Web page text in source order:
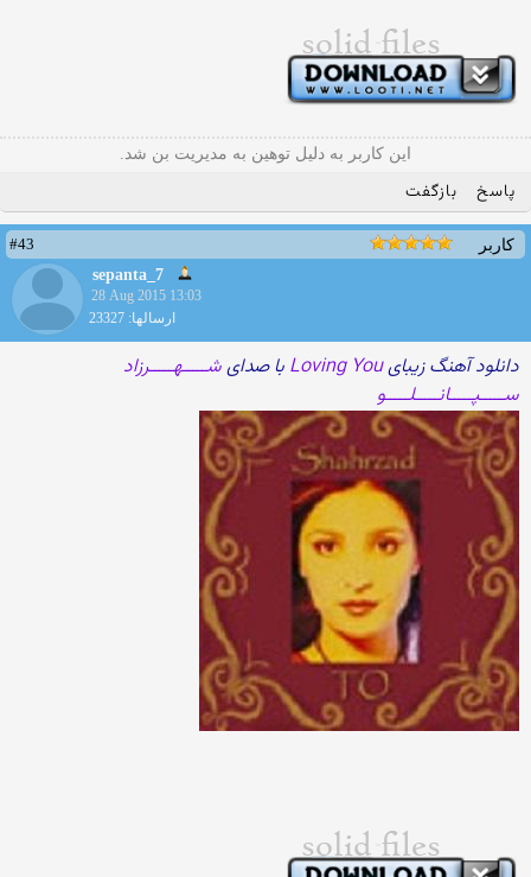
این کاربر به دلیل توهین به مدیریت بن شد.
پاسخ بازگفت
کاربر
#43
sepanta_7
28 Aug 2015 13:03
ارسالها: 23327
دانلود آهنگ زیبایLoving You با صدایشـــــهـــــرزاد
ســـــپـــــانـــــلـــــو